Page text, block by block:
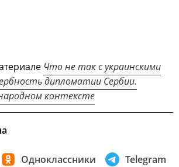
Что не так с украинскими
дипломатии Сербии.
контексте
Одноклассники Telegram